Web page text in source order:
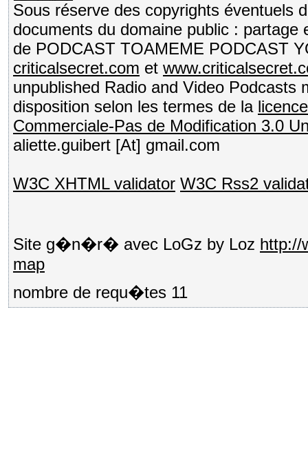
Sous réserve des copyrights éventuels
documents du domaine public :
de PODCAST TOAMEME PODCAST
criticalsecret.com et
unpublished Radio and Video Podcasts
disposition selon les termes de la
Commerciale-Pas de Modification 3.0
aliette.guibert [At] gmail.com
W3C XHTML validator W3C Rss2
Site g�n�r� avec LoGz by Loz http://
map
nombre de requ�tes 11